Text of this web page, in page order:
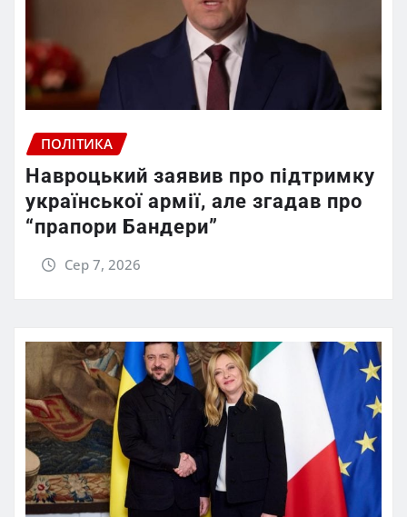
ПОЛІТИКА
Навроцький заявив про підтримку
української армії, але згадав про
“прапори Бандери”
Сер 7, 2026